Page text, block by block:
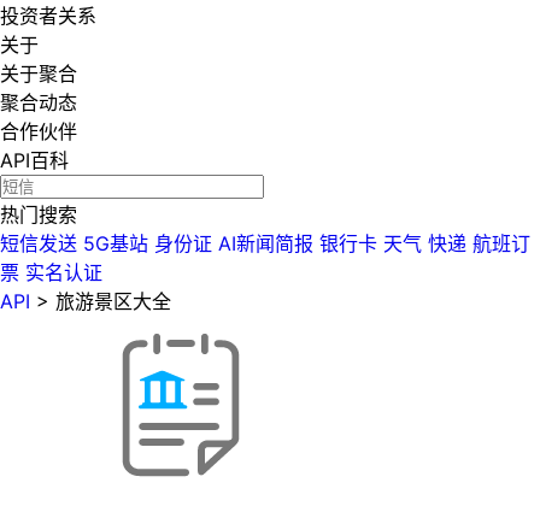
投资者关系
关于
关于聚合
聚合动态
合作伙伴
API百科
热门搜索
短信发送 5G基站 身份证 AI新闻简报 银行卡 天气 快递 航班订
票 实名认证
API > 旅游景区大全